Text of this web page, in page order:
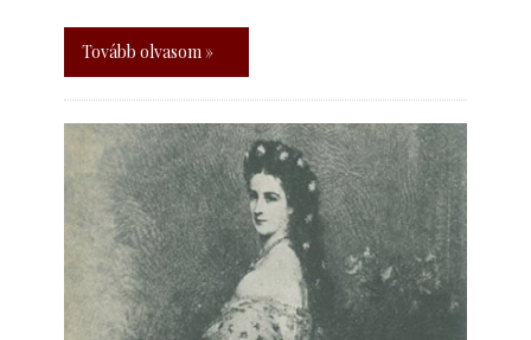
Tovább olvasom »